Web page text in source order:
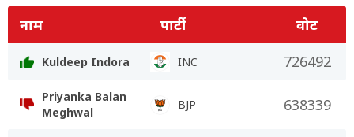
नाम
पार्टी वोट
Kuldeep Indora INC 726492
Priyanka Balan
Meghwal
BJP 638339